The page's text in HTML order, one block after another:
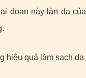
đoạn này làn da của